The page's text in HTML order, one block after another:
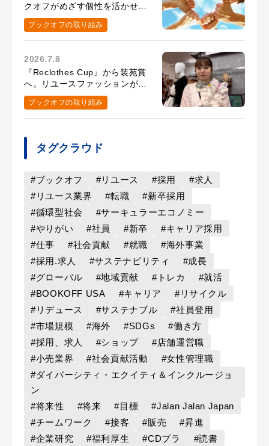
クオフがめざす個性を活かせる
環境
ブックオフの取り組み
2026.7.8
『Reclothes Cup』から装苑賞
へ。リユースファッションがつ
ないだ、髙橋百花さんの挑戦
ブックオフの取り組み
タグクラウド
#ブックオフ #リユース #採用
#求人
#リユース業界
#転職
#新卒採用
#循環型社会
#サーキュラーエコノミー
#やりがい
#社員 #新卒
#キャリア採用
#仕事
#社会貢献 #就職
#海外事業
#採用.求人
#サステナビリティ
#成長
#グローバル
#地域貢献 #トレカ
#就活
#BOOKOFF USA
#キャリア
#リサイクル
#リデュース
#サステナブル
#社員登用
#市場規模
#海外 #SDGs
#働き方
#採用、求人
#ショップ
#店舗運営職
#小売業界
#社会貢献活動
#女性管理職
#ダイバーシティ・エクイティ＆インクルージョ
ン
#将来性
#将来 #目標
#Jalan Jalan Japan
#チームワーク
#接客 #販売
#昇進
#企業研究
#福利厚生 #CDプラ
#読書